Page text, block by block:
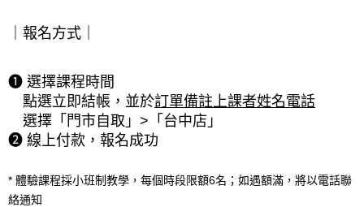
｜報名方式｜
❶ 選擇課程時間
點選立即結帳，並於訂單備註上課者姓名電話
選擇「門市自取」>「台中店」
❷ 線上付款，報名成功
* 體驗課程採小班制教學，每個時段限額6名；如遇額滿，將以電話聯
絡通知